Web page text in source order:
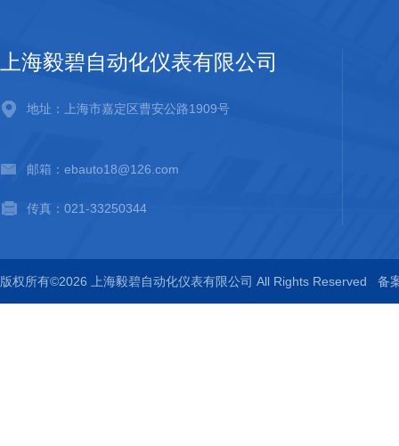
上海毅碧自动化仪表有限公司
地址：上海市嘉定区曹安公路1909号
邮箱：ebauto18@126.com
传真：021-33250344
版权所有©2026 上海毅碧自动化仪表有限公司 All Rights Reserved 备